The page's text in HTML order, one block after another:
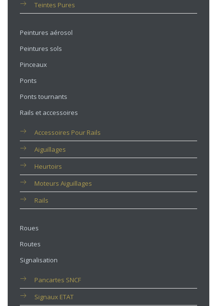
Teintes Pures
Peintures aérosol
Peintures sols
Pinceaux
Ponts
Ponts tournants
Rails et accessoires
Accessoires Pour Rails
Aiguillages
Heurtoirs
Moteurs Aiguillages
Rails
Roues
Routes
Signalisation
Pancartes SNCF
Signaux ETAT